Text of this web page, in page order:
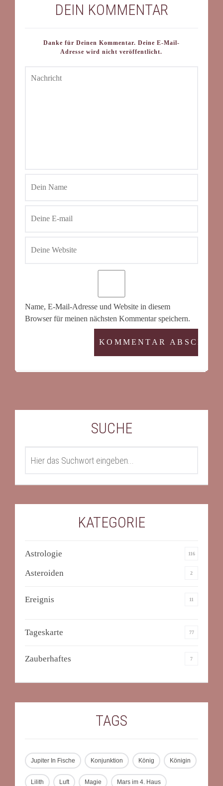
DEIN KOMMENTAR
Danke für Deinen Kommentar. Deine E-Mail-
Adresse wird nicht veröffentlicht.
Name, E-Mail-Adresse und Website in diesem
Browser für meinen nächsten Kommentar speichern.
SUCHE
KATEGORIE
Astrologie 116
Asteroiden 2
Ereignis 11
Tageskarte 77
Zauberhaftes 7
TAGS
Jupiter In Fische Konjunktion König Königin
Lilith Luft Magie Mars im 4. Haus